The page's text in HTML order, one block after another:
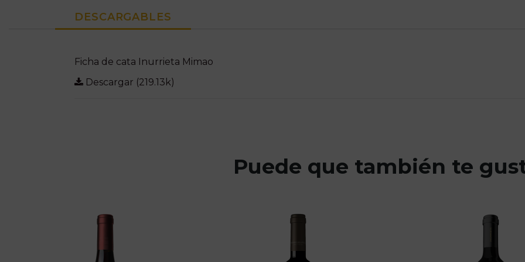
DESCARGABLES
Ficha de cata Inurrieta Mimao
Descargar (219.13k)
Puede que también te